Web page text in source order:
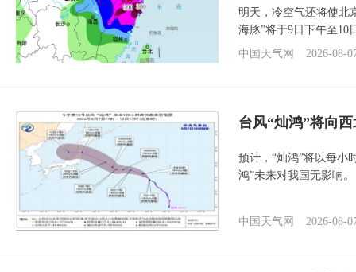
明天，冷空气还将使北
海豚”将于9日下午至10
中国天气网
2026-08-
台风“灿鸿”将向
预计，“灿鸿”将以每小
鸿”未来对我国无影响。
中国天气网 2026-08-